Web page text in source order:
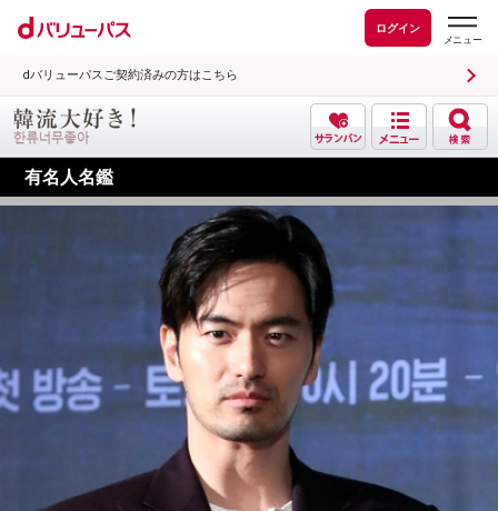
ログイン
dバリューパスご契約済みの方はこちら
有名人名鑑